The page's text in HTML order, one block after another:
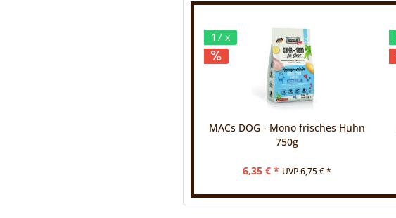
17 x
MACs DOG - Mono frisches Huhn
750g
6,35 € * UVP6,75 € *